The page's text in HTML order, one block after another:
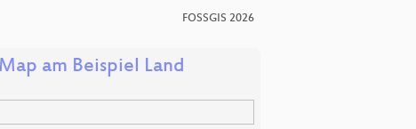
FOSSGIS 2026
am Beispiel Land